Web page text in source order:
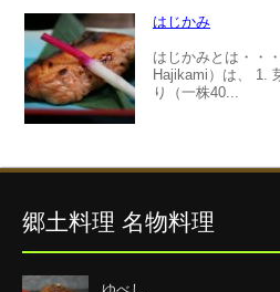
はじかみ
はじかみとは・・
Hajikami）は、 1.
り（一株40...
郷土料理 名物料理